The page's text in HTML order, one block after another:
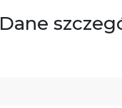
Dane